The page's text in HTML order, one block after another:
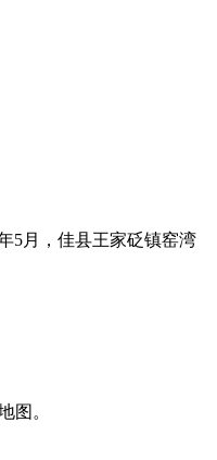
5月，佳县王家砭镇窑湾
图。